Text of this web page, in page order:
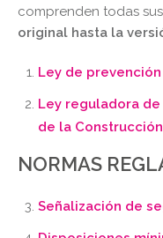
comprenden todas
original hasta la
Ley de
Ley reguladora
de la Construcción
NORMAS
Señalización de